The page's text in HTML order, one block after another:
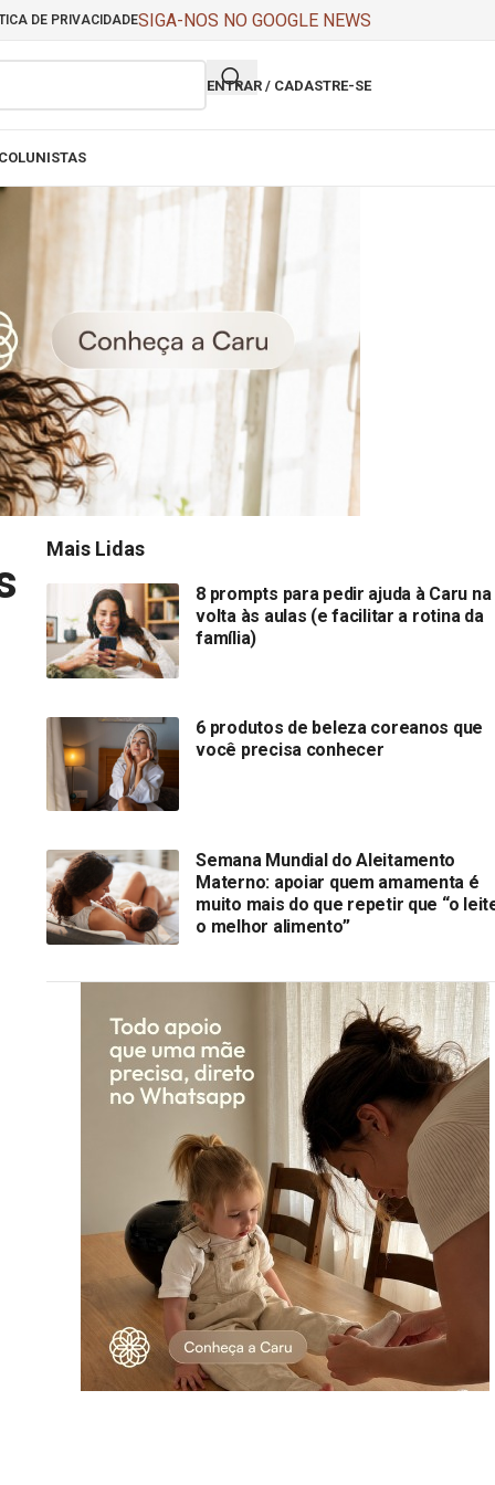
DE PRIVACIDADESIGA-NOS NO GOOGLE NEWS
ENTRAR / CADASTRE-SE
Mais Lidas
8 prompts para pedir ajuda à Caru na
volta às aulas (e facilitar a rotina da
família)
6 produtos de beleza coreanos que
você precisa conhecer
Semana Mundial do Aleitamento
Materno: apoiar quem amamenta é
muito mais do que repetir que “o
o melhor alimento”